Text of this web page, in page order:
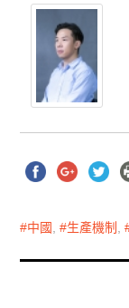
中國 , 生產機制 ,